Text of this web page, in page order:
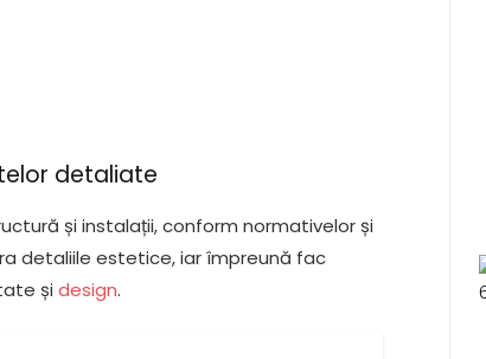
detaliate
și instalații, conform normativelor și
detaliile estetice, iar împreună fac
șidesign.